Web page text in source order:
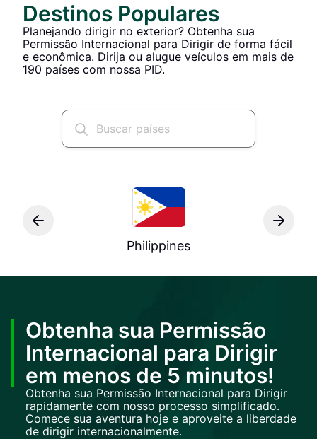
Destinos Populares
Planejando dirigir no exterior? Obtenha sua
Permissão Internacional para Dirigir de forma fácil
e econômica. Dirija ou alugue veículos em mais de
190 países com nossa PID.
Philippines
Obtenha sua Permissão
Internacional para Dirigir
em menos de 5 minutos!
Obtenha sua Permissão Internacional para Dirigir
rapidamente com nosso processo simplificado.
Comece sua aventura hoje e aproveite a liberdade
de dirigir internacionalmente.